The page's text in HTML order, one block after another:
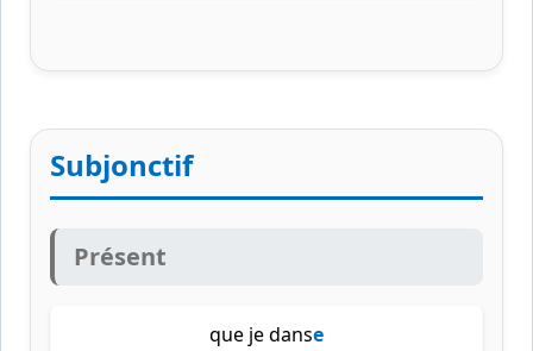
Subjonctif
Présent
que je danse